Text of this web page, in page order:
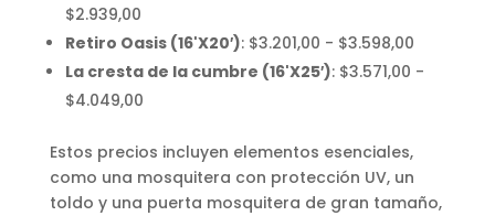
$2.939,00
Retiro Oasis (16'X20′): $3.201,00 - $3.598,00
La cresta de la cumbre (16'X25′): $3.571,00 -
$4.049,00
Estos precios incluyen elementos esenciales,
como una mosquitera con protección UV, un
toldo y una puerta mosquitera de gran tamaño,